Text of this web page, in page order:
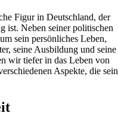
Figur in Deutschland, der
ist. Neben seiner politischen
sein persönliches Leben,
seine Ausbildung und seine
wir tiefer in das Leben von
Aspekte, die sein